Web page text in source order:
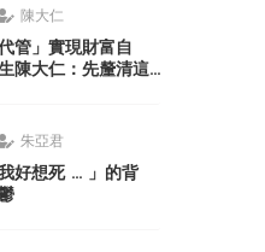
陳大仁
管」實現財富自
陳大仁：先釐清這
朱亞君
好想死 ... 」的背